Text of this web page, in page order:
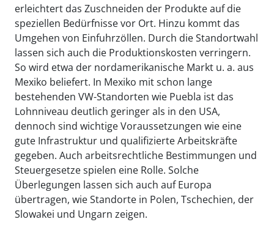
erleichtert das Zuschneiden der Produkte auf die
speziellen Bedürfnisse vor Ort. Hinzu kommt das
Umgehen von Einfuhrzöllen. Durch die Standortwahl
lassen sich auch die Produktionskosten verringern.
So wird etwa der nordamerikanische Markt u. a. aus
Mexiko beliefert. In Mexiko mit schon lange
bestehenden VW-Standorten wie Puebla ist das
Lohnniveau deutlich geringer als in den USA,
dennoch sind wichtige Voraussetzungen wie eine
gute Infrastruktur und qualifizierte Arbeitskräfte
gegeben. Auch arbeitsrechtliche Bestimmungen und
Steuergesetze spielen eine Rolle. Solche
Überlegungen lassen sich auch auf Europa
übertragen, wie Standorte in Polen, Tschechien, der
Slowakei und Ungarn zeigen.